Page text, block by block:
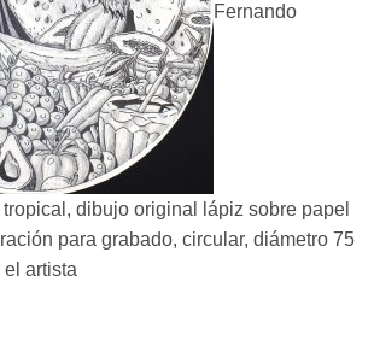
Fernando
dibujo original lápiz sobre papel
para grabado, circular, diámetro 75
el artista
- "Bodegón tropical" dibujo original lápiz